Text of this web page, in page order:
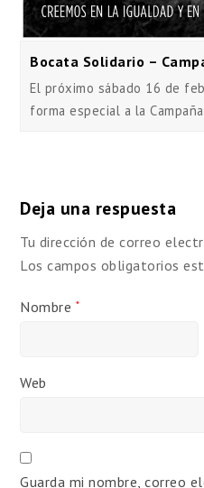
Bocata Solidario –
El próximo sábado 16 de
forma especial a la
Deja una respuesta
Tu dirección de correo
Los campos obligatorios
Nombre *
Web
Guarda mi nombre, correo